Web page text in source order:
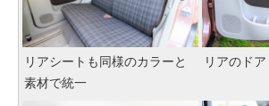
リアシートも同様のカラーと
素材で統一
リアのド